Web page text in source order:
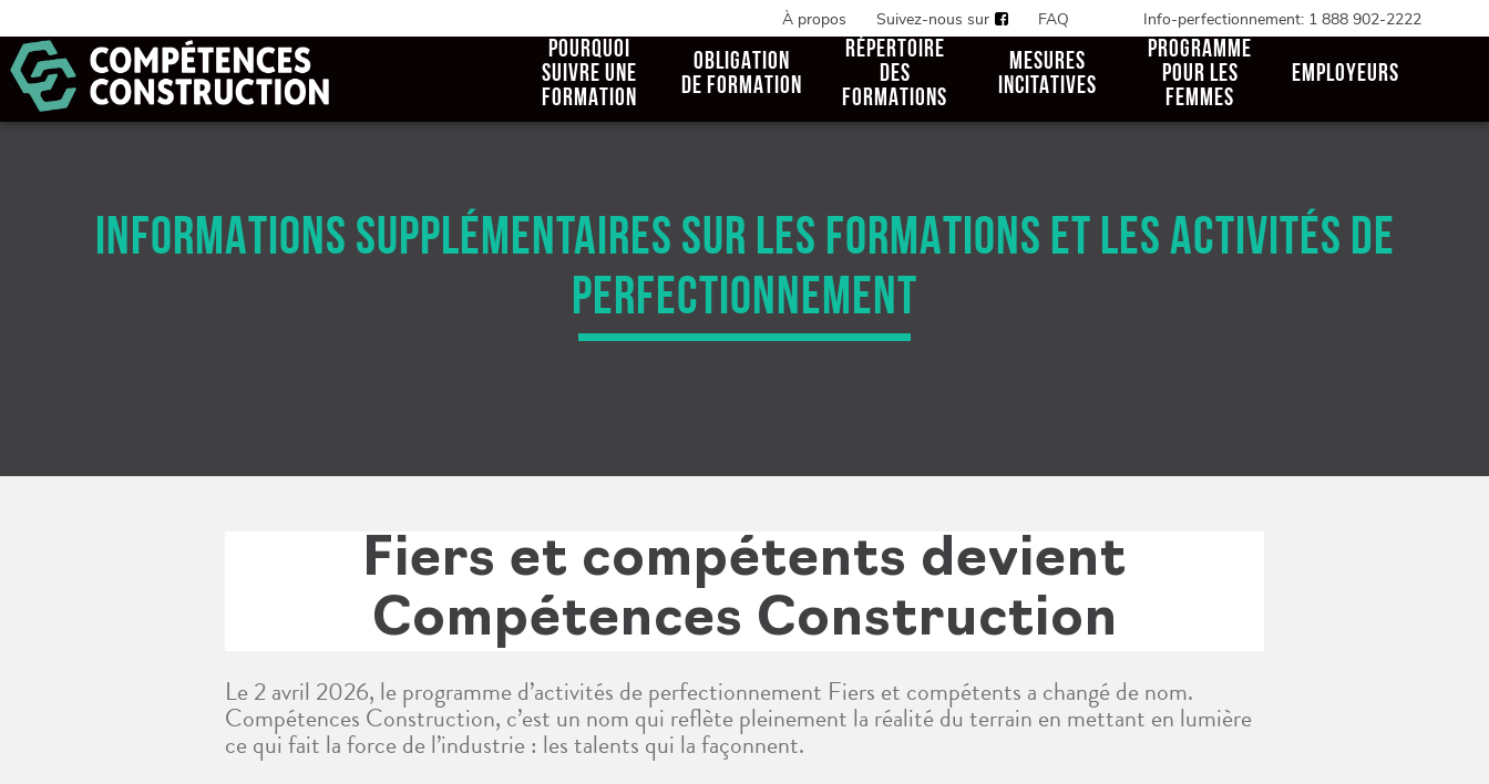
À propos Suivez-nous sur FAQ Info-perfectionnement: 1 888 902-2222
POURQUOI
SUIVRE UNE
FORMATION
OBLIGATION
DE FORMATION
RÉPERTOIRE
DES
FORMATIONS
MESURES
INCITATIVES
PROGRAMME
POUR LES
FEMMES
EMPLOYEURS
INFORMATIONS SUPPLÉMENTAIRES SUR LES FORMATIONS ET LES ACTIVITÉS DE
PERFECTIONNEMENT
Fiers et compétents devient
Compétences Construction
Le 2 avril 2026, le programme d’activités de perfectionnement Fiers et compétents a changé de nom.
Compétences Construction, c’est un nom qui reflète pleinement la réalité du terrain en mettant en lumière
ce qui fait la force de l’industrie : les talents qui la façonnent.